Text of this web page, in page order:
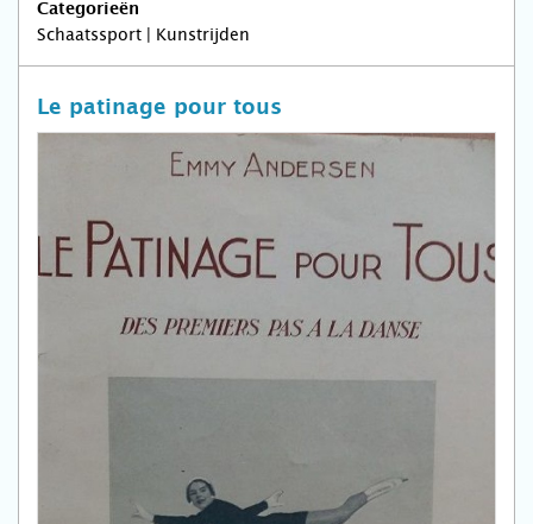
Categorieën
Schaatssport | Kunstrijden
Le patinage pour tous